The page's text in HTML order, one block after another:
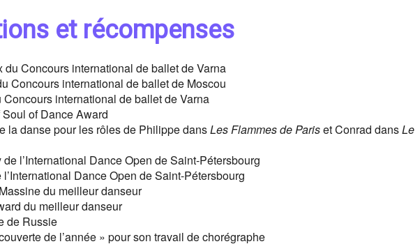
et récompenses
du Concours international de ballet de Varna
Concours international de ballet de Moscou
Concours international de ballet de Varna
of Dance Award
la danse pour les rôles de Philippe dansLes Flammes de Pariset Conrad dansLe
l’International Dance Open de Saint-Pétersbourg
l’International Dance Open de Saint-Pétersbourg
du meilleur danseur
du meilleur danseur
de Russie
de l’année » pour son travail de chorégraphe